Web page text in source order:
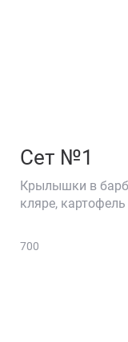
Сет №1
Крылышки в
кляре,
700